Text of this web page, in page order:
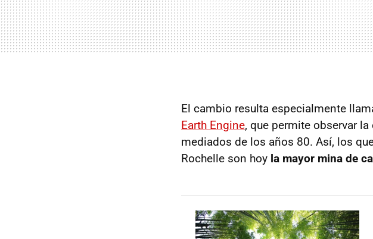
El cambio resulta especialmente
Earth Engine, que permite observar
mediados de los años 80. Así, los
Rochelle son hoy la mayor mina de